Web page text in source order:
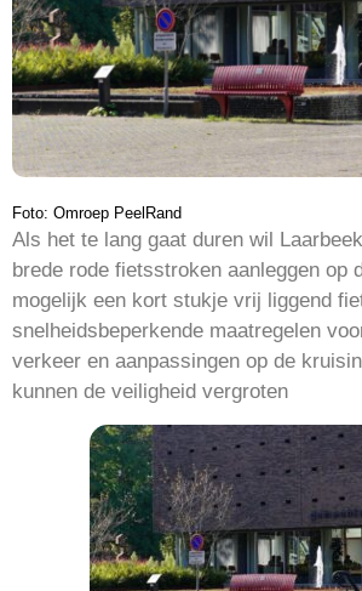
Foto: Omroep PeelRand
Als het te lang gaat duren wil
brede rode fietsstroken aanleggen op
mogelijk een kort stukje vrij liggend
snelheidsbeperkende maatregelen
verkeer en aanpassingen op de
kunnen de veiligheid vergroten